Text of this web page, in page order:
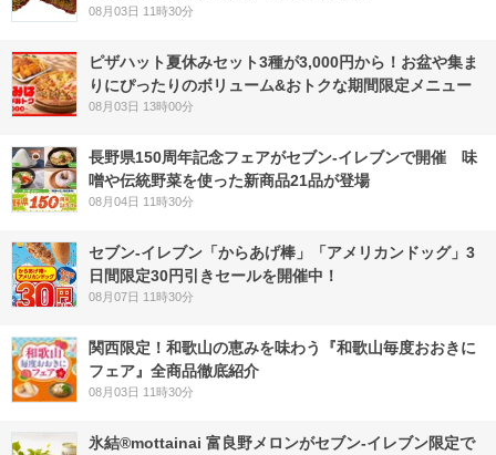
08月03日 11時30分
ピザハット夏休みセット3種が3,000円から！お盆や集ま
りにぴったりのボリューム&おトクな期間限定メニュー
08月03日 13時00分
長野県150周年記念フェアがセブン-イレブンで開催 味
噌や伝統野菜を使った新商品21品が登場
08月04日 11時30分
セブン‐イレブン「からあげ棒」「アメリカンドッグ」3
日間限定30円引きセールを開催中！
08月07日 11時30分
関西限定！和歌山の恵みを味わう『和歌山毎度おおきに
フェア』全商品徹底紹介
08月03日 11時30分
氷結®mottainai 富良野メロンがセブン‐イレブン限定で